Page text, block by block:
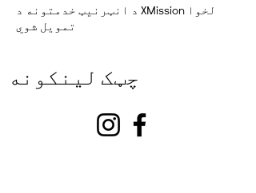
د انټرنیټ خدمتونه د XMission لخوا
تمویل شوي
چټک لینکونه